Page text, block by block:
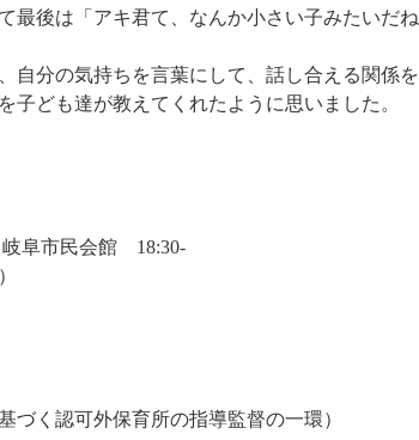
最後は「アキ君て、なんか小さい子みたいだね
自分の気持ちを言葉にして、話し合える関係を
子ども達が教えてくれたように思いました。
阜市民会館 18:30-
保育所の指導監督の一環）